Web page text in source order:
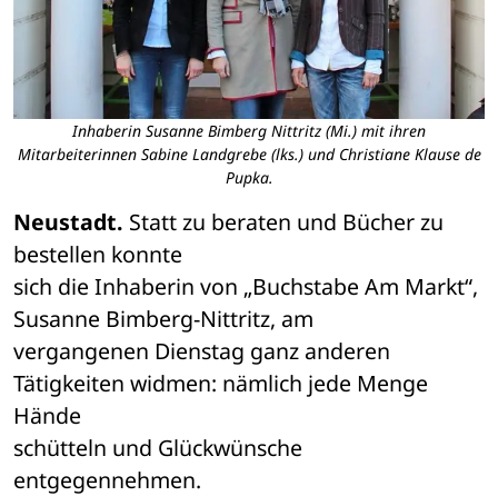
Inhaberin Susanne Bimberg Nittritz (Mi.) mit ihren
Mitarbeiterinnen Sabine Landgrebe (lks.) und Christiane Klause de
Pupka.
Neustadt. Statt zu beraten und Bücher zu
bestellen konnte
sich die Inhaberin von „Buchstabe Am Markt“,
Susanne Bimberg-Nittritz, am
vergangenen Dienstag ganz anderen
Tätigkeiten widmen: nämlich jede Menge
Hände
schütteln und Glückwünsche
entgegennehmen.